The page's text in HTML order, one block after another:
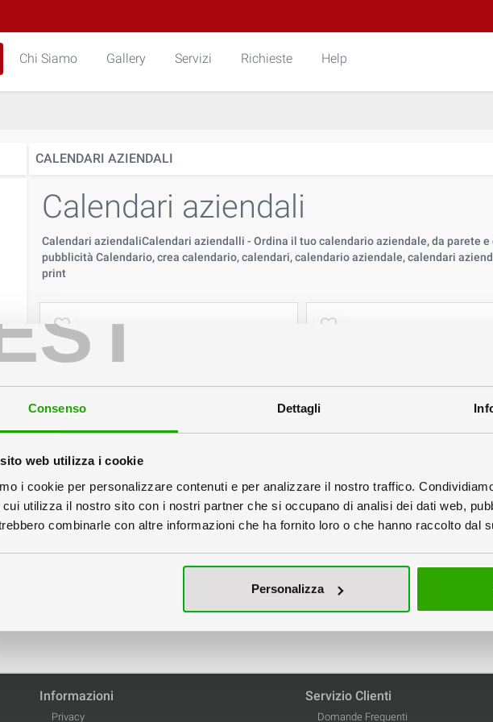
Consenso Dettagli
web utilizza i cookie
i cookie per personalizzare contenuti e per analizzare il nostro traffico.
cui utilizza il nostro sito con i nostri partner che si occupano di analisi dei dati web,
combinarle con altre informazioni che ha fornito loro o che hanno raccolto dal
Personalizza
Chi Siamo Gallery Servizi Richieste Help
CALENDARI AZIENDALI
Calendari aziendali
Calendari aziendaliCalendari aziendalli - Ordina il tuo calendario aziendale, da parete
pubblicità Calendario, crea calendario, calendari, calendario aziendale, calendari
print
Calendari da Parete
con la tua grafica
Calendari da Tavolo
con la tua grafica
Informazioni
Privacy
Servizio Clienti
Domande Frequenti